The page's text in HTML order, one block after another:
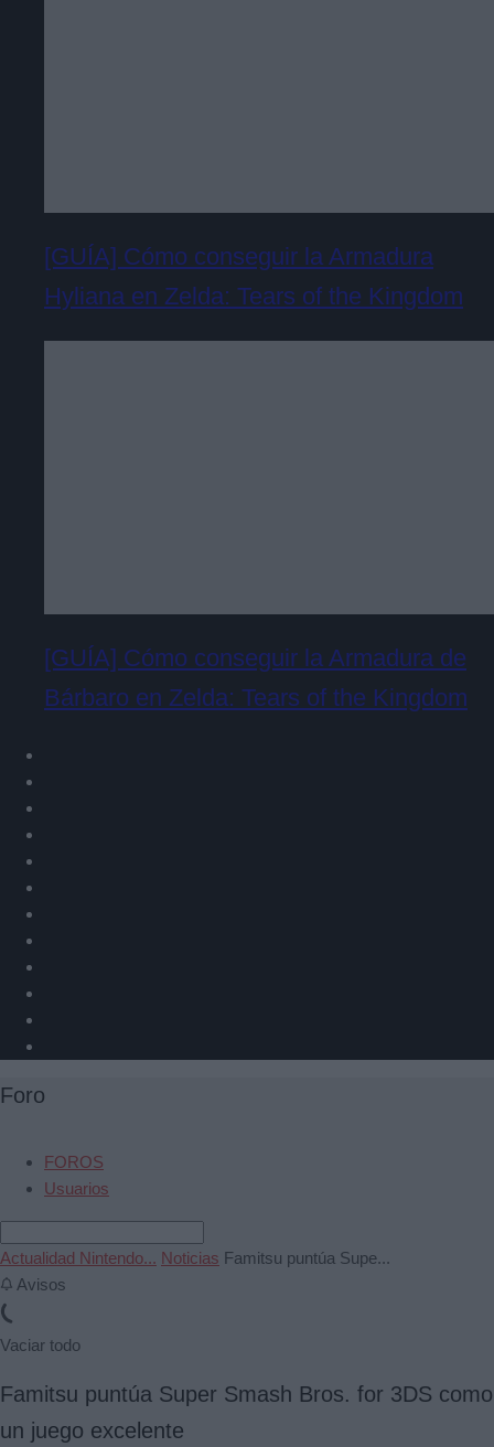
[GUÍA] Cómo conseguir la Armadura
Hyliana en Zelda: Tears of the Kingdom
[GUÍA] Cómo conseguir la Armadura de
Bárbaro en Zelda: Tears of the Kingdom
Foro
FOROS
Usuarios
Actualidad Nintendo... Noticias Famitsu puntúa Supe...
Avisos
Vaciar todo
Famitsu puntúa Super Smash Bros. for 3DS como
un juego excelente